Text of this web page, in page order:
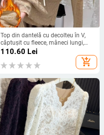
Top din dantelă cu decolteu în V,
căptușit cu fleece, mâneci lungi,
croială slim
110.60 Lei
add_shopping_cart